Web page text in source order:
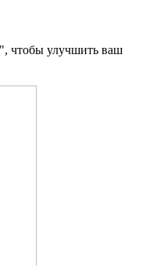
чтобы улучшить ваш